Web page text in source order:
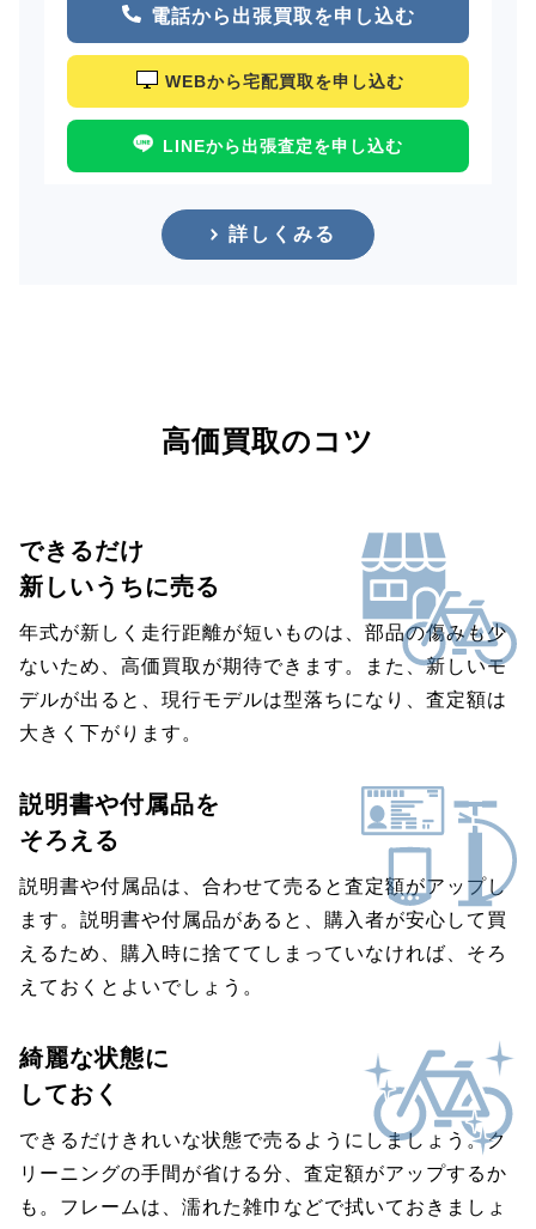
電話から出張買取を申し込む
WEBから宅配買取を申し込む
LINEから出張査定を申し込む
詳しくみる
高価買取のコツ
できるだけ
新しいうちに売る
年式が新しく走行距離が短いものは、部品の傷みも少
ないため、高価買取が期待できます。また、新しいモ
デルが出ると、現行モデルは型落ちになり、査定額は
大きく下がります。
説明書や付属品を
そろえる
説明書や付属品は、合わせて売ると査定額がアップし
ます。説明書や付属品があると、購入者が安心して買
えるため、購入時に捨ててしまっていなければ、そろ
えておくとよいでしょう。
綺麗な状態に
しておく
できるだけきれいな状態で売るようにしましょう。ク
リーニングの手間が省ける分、査定額がアップするか
も。フレームは、濡れた雑巾などで拭いておきましょ